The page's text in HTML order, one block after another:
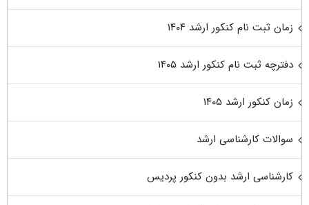
زمان ثبت نام کنکور ارشد ۱۴۰۴
دفترچه ثبت نام کنکور ارشد ۱۴۰۵
زمان کنکور ارشد ۱۴۰۵
سوالات کارشناسی ارشد
کارشناسی ارشد بدون کنکور پردیس